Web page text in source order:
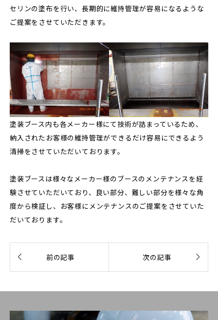
セリンの塗布を行い、長期的に維持管理が容易になるような
ご提案をさせていただきます。
塗装ブース内も各メーカー様にて技術が詰まっているため、
納入されたお客様の維持管理ができるだけ容易にできるよう
清掃をさせていただいております。
塗装ブースは様々なメーカー様のブースのメンテナンスを経
験させていただいており、良い部分、難しい部分を様々な角
度から検証し、お客様にメンテナンスのご提案をさせていた
だいております。
 前の記事 次の記事 